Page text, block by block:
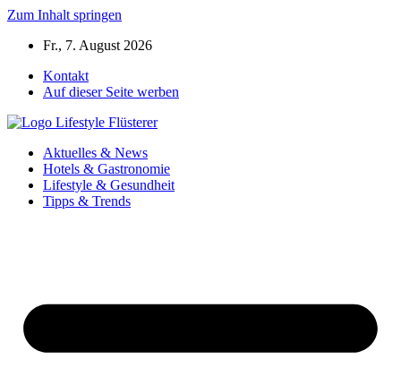
Zum Inhalt springen
Fr., 7. August 2026
Kontakt
Auf dieser Seite werben
Aktuelles & News
Hotels & Gastronomie
Lifestyle & Gesundheit
Tipps & Trends